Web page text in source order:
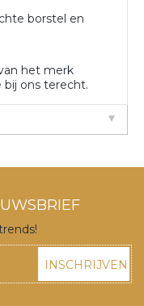
borstel en
het merk
bij ons terecht.
INSCHRIJVEN